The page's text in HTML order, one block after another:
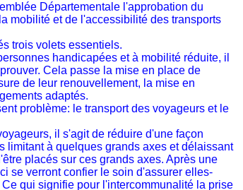
Départementale l'approbation du
mobilité et de l'accessibilité des transports
trois volets essentiels.
handicapées et à mobilité réduite, il
Cela passe la mise en place de
de leur renouvellement, la mise en
adaptés.
problème: le transport des voyageurs et le
il s'agit de réduire d'une façon
limitant à quelques grands axes et délaissant
placés sur ces grands axes. Après une
se verront confier le soin d'assurer elles-
qui signifie pour l'intercommunalité la prise